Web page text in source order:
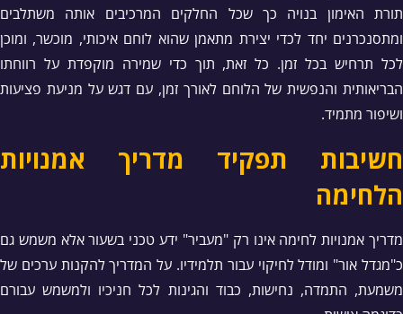
תורת האימון בנויה כך שכל החלקים המרכיבים אותה משתלבים
ומתסנכרנים יחד לכדי יצירת מתאמן שהוא לוחם איכותי, מוכשר, ומוכן
לכל תרחיש בכל זמן. כל זאת, תוך כדי שמירה מוקפדת על רווחתו
הבריאותית והנפשית של הלוחם לאורך זמן, עם דגש על מניעת פציעות
ושיפור מתמיד.
חשיבות תפקיד מדריך אמנויות
הלחימה
מדריך אמנויות לחימה אינו רק "מעביר" ידע טכני בשעור אלא משמש גם
כ"מגדל אור" ומודל לחיקוי עבור תלמידיו. על המדריך להקנות ערכים של
משמעת, התמדה, נחישות, כבוד והגינות לכל חניכיו ולמשמש עבורם